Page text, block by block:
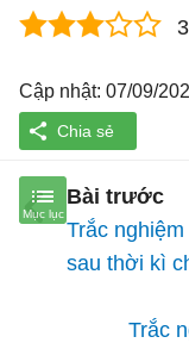
3
Cập nhật: 07/09/
Bài trước
Trắc
sau thời kì
Trắc